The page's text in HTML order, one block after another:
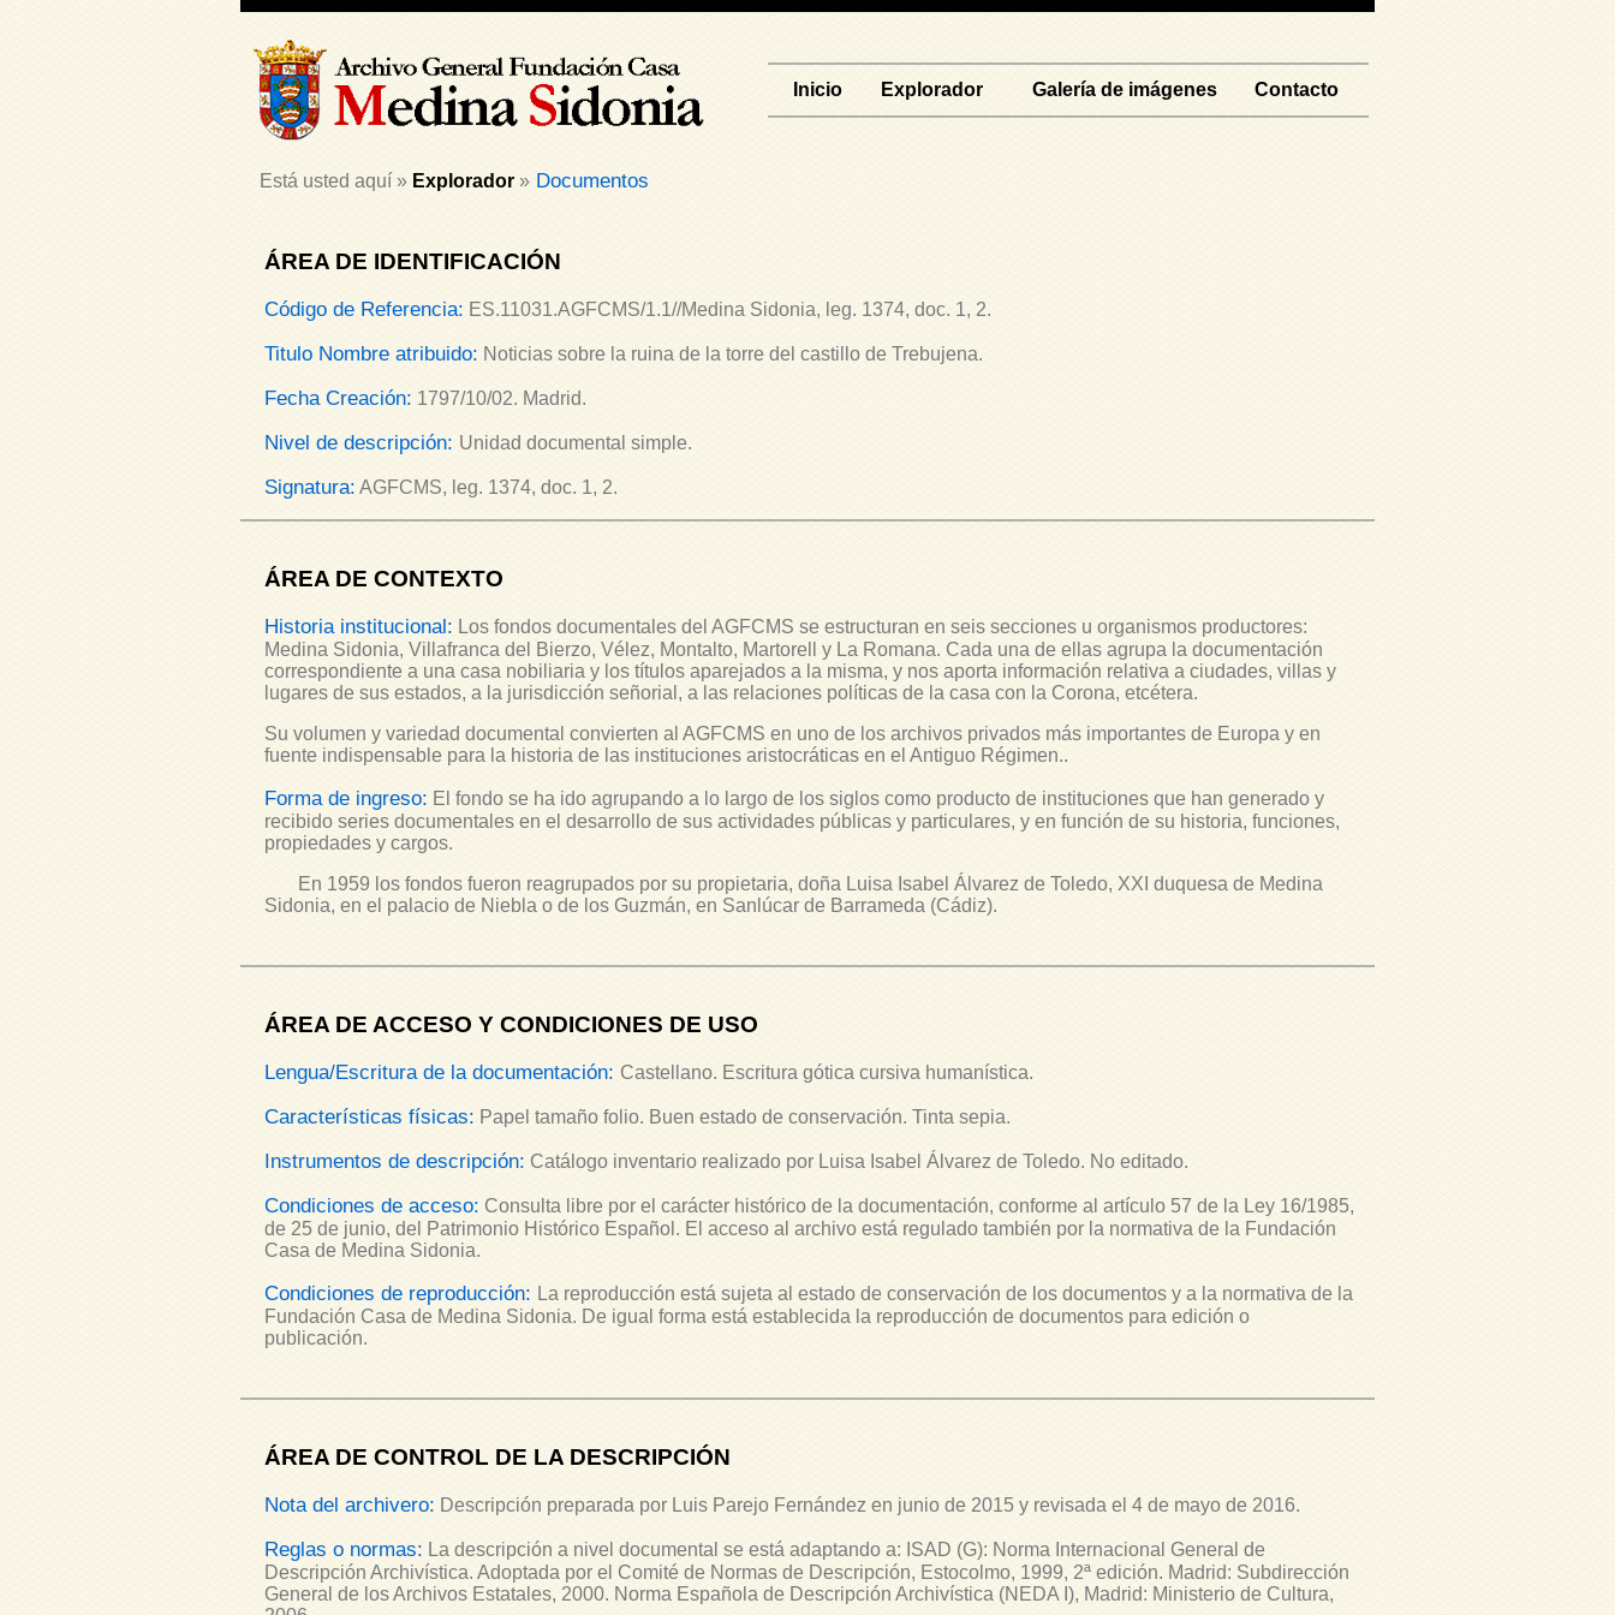
Inicio Explorador Galería de imágenes Contacto
Está usted aquí » Explorador » Documentos
ÁREA DE IDENTIFICACIÓN
Código de Referencia: ES.11031.AGFCMS/1.1//Medina Sidonia, leg. 1374, doc. 1, 2.
Titulo Nombre atribuido: Noticias sobre la ruina de la torre del castillo de Trebujena.
Fecha Creación: 1797/10/02. Madrid.
Nivel de descripción: Unidad documental simple.
Signatura: AGFCMS, leg. 1374, doc. 1, 2.
ÁREA DE CONTEXTO
Historia institucional: Los fondos documentales del AGFCMS se estructuran en seis secciones u organismos productores:
Medina Sidonia, Villafranca del Bierzo, Vélez, Montalto, Martorell y La Romana. Cada una de ellas agrupa la documentación
correspondiente a una casa nobiliaria y los títulos aparejados a la misma, y nos aporta información relativa a ciudades, villas y
lugares de sus estados, a la jurisdicción señorial, a las relaciones políticas de la casa con la Corona, etcétera.
Su volumen y variedad documental convierten al AGFCMS en uno de los archivos privados más importantes de Europa y en
fuente indispensable para la historia de las instituciones aristocráticas en el Antiguo Régimen..
Forma de ingreso: El fondo se ha ido agrupando a lo largo de los siglos como producto de instituciones que han generado y
recibido series documentales en el desarrollo de sus actividades públicas y particulares, y en función de su historia, funciones,
propiedades y cargos.
En 1959 los fondos fueron reagrupados por su propietaria, doña Luisa Isabel Álvarez de Toledo, XXI duquesa de Medina
Sidonia, en el palacio de Niebla o de los Guzmán, en Sanlúcar de Barrameda (Cádiz).
ÁREA DE ACCESO Y CONDICIONES DE USO
Lengua/Escritura de la documentación: Castellano. Escritura gótica cursiva humanística.
Características físicas: Papel tamaño folio. Buen estado de conservación. Tinta sepia.
Instrumentos de descripción: Catálogo inventario realizado por Luisa Isabel Álvarez de Toledo. No editado.
Condiciones de acceso: Consulta libre por el carácter histórico de la documentación, conforme al artículo 57 de la Ley 16/1985,
de 25 de junio, del Patrimonio Histórico Español. El acceso al archivo está regulado también por la normativa de la Fundación
Casa de Medina Sidonia.
Condiciones de reproducción: La reproducción está sujeta al estado de conservación de los documentos y a la normativa de la
Fundación Casa de Medina Sidonia. De igual forma está establecida la reproducción de documentos para edición o
publicación.
ÁREA DE CONTROL DE LA DESCRIPCIÓN
Nota del archivero: Descripción preparada por Luis Parejo Fernández en junio de 2015 y revisada el 4 de mayo de 2016.
Reglas o normas: La descripción a nivel documental se está adaptando a: ISAD (G): Norma Internacional General de
Descripción Archivística. Adoptada por el Comité de Normas de Descripción, Estocolmo, 1999, 2ª edición. Madrid: Subdirección
General de los Archivos Estatales, 2000. Norma Española de Descripción Archivística (NEDA I), Madrid: Ministerio de Cultura,